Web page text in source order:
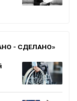
- СДЕЛАНО»